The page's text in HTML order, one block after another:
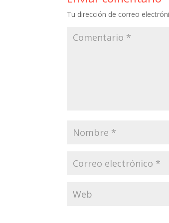
Tu dirección de correo